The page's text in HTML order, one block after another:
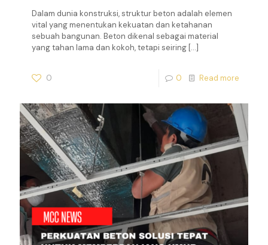
Dalam dunia konstruksi, struktur beton adalah elemen
vital yang menentukan kekuatan dan ketahanan
sebuah bangunan. Beton dikenal sebagai material
yang tahan lama dan kokoh, tetapi seiring […]
0 0 Read more